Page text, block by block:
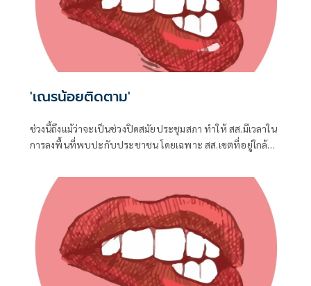
'เณรน้อยติดตาม'
ช่วงนี้ถึงแม้ว่าจะเป็นช่วงปิดสมัยประชุมสภา ทำให้ สส.มีเวลาใน
การลงพื้นที่พบปะกับประชาชน โดยเฉพาะ สส.เขตที่อยู่ใกล้ชิด
ปัญหาในเขต